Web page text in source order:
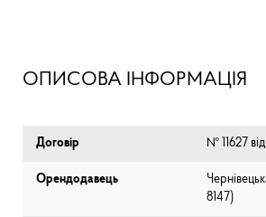
ОПИСОВА ІНФОРМАЦІЯ
Договір № 11627
Орендодавець
8147⁩)